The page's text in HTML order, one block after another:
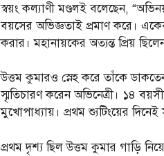
স্বয়ং কল্যাণী মণ্ডলই বলেছেন,
বয়সের অভিজ্ঞতাই প্রমাণ করে।
করার। মহানায়কের অত্যন্ত প্রিয়
উত্তম কুমারও স্নেহ করে তাঁকে
স্মৃতিচারণ করেন অভিনেত্রী। ১৪
মুখোপাধ্যায়। প্রথম শ্যুটিংয়ের
প্রথম দৃশ্য ছিল উত্তম কুমার গাড়ি